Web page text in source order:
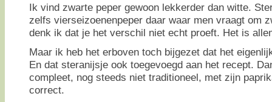
Ik vind zwarte peper gewoon lekkerder dan witte.
zelfs vierseizoenenpeper daar waar men vraagt om
denk ik dat je het verschil niet echt proeft. Het is
Maar ik heb het erboven toch bijgezet dat het
En dat steranijsje ook toegevoegd aan het recept.
compleet, nog steeds niet traditioneel, met zijn
correct.